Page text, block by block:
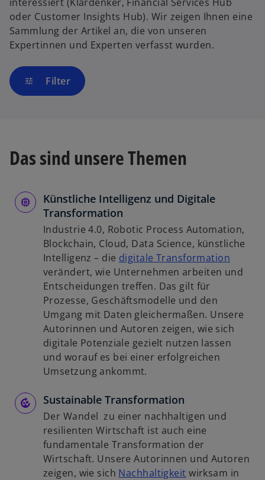
oder Customer Insights Hub). Wir zeigen Ihnen eine
Sammlung der Artikel an, die von unseren
Expertinnen und Experten verfasst wurden.
tune Filter
Das sind unsere Themen
Künstliche Intelligenz und Digitale
Transformation
Industrie 4.0, Robotic Process Automation,
Blockchain, Cloud, Data Science, künstliche
Intelligenz – die digitale Transformation
i
i
n
e
e
n
verändert, wie Unternehmen arbeiten und
Entscheidungen treffen. Das gilt für
Prozesse, Geschäftsmodelle und den
Umgang mit Daten gleichermaßen. Unsere
Autorinnen und Autoren zeigen, wie sich
digitale Potenziale gezielt nutzen lassen
und worauf es bei einer erfolgreichen
Umsetzung ankommt.
Sustainable Transformation
Der Wandel zu einer nachhaltigen und
resilienten Wirtschaft ist auch eine
fundamentale Transformation der
Wirtschaft. Unsere Autorinnen und Autoren
zeigen, wie sich Nachhaltigkeitwwirksam in